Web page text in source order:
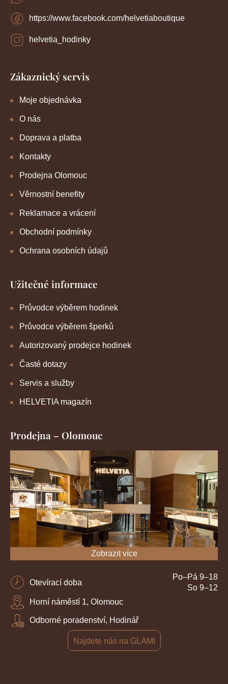
i
https://www.facebook.com/helvetiaboutique
helvetia_hodinky
Zákaznický servis
Moje objednávka
O nás
Doprava a platba
Kontakty
Prodejna Olomouc
Věrnostní benefity
Reklamace a vrácení
Obchodní podmínky
Ochrana osobních údajů
Užitečné informace
Průvodce výběrem hodinek
Průvodce výběrem šperků
Autorizovaný prodejce hodinek
Časté dotazy
Servis a služby
HELVETIA magazín
Prodejna – Olomouc
Zobrazit více
Otevírací doba
Po–Pá 9–18
So 9–12
Horní náměstí 1, Olomouc
Odborné poradenství, Hodinář
Najdete nás na GLAMI